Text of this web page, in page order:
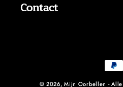
Contact
© 2026,Mijn Oorbellen -